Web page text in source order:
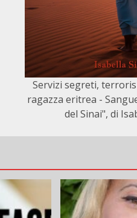
Servizi segreti,
ragazza eritrea -
del Sinai", di